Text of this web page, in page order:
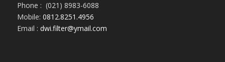
Phone : (021) 8983-6088
Mobile: 0812.8251.4956
Email : dwi.filter@ymail.com